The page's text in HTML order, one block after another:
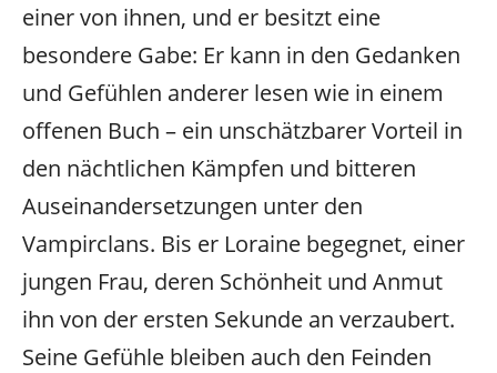
einer von ihnen, und er besitzt eine
besondere Gabe: Er kann in den Gedanken
und Gefühlen anderer lesen wie in einem
offenen Buch – ein unschätzbarer Vorteil in
den nächtlichen Kämpfen und bitteren
Auseinandersetzungen unter den
Vampirclans. Bis er Loraine begegnet, einer
jungen Frau, deren Schönheit und Anmut
ihn von der ersten Sekunde an verzaubert.
Seine Gefühle bleiben auch den Feinden